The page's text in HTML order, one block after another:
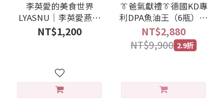
李英愛的美食世界
LYASNU｜李英愛燕麥
青梅穀物發酵粉
NT$1,200
👔爸氣獻禮👔德國KD專
利DPA魚油王（6瓶），
再加 $8 多1件健字號魚
油【8/8限定】
NT$2,880
NT$9,900 2.9折